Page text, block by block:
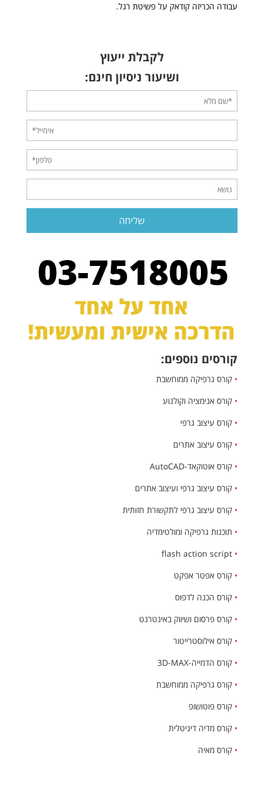
עבודה הכריזה קודאק על פשיטת רגל.
לקבלת ייעוץ
ושיעור ניסיון חינם:
קורסים נוספים:
• קורס גרפיקה ממוחשבת
• קורס אנימציה וקולנוע
• קורס עיצוב גרפי
• קורס עיצוב אתרים
• קורס אוטוקאד-AutoCAD
• קורס עיצוב גרפי ועיצוב אתרים
• קורס עיצוב גרפי לתקשורת חזותית
• תוכנות גרפיקה ומולטימדיה
•
flash action script
• קורס אפטר אפקט
• קורס הכנה לדפוס
• קורס פרסום ושיווק באינטרנט
• קורס אילוסטרייטור
• קורס הדמייה-3D-MAX
• קורס גרפיקה ממוחשבת
• קורס פוטושופ
• קורס מדיה דיגיטלית
• קורס מאיה